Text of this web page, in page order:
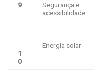
9
​Segurança e
acessibilidade
1
0
Energia solar​